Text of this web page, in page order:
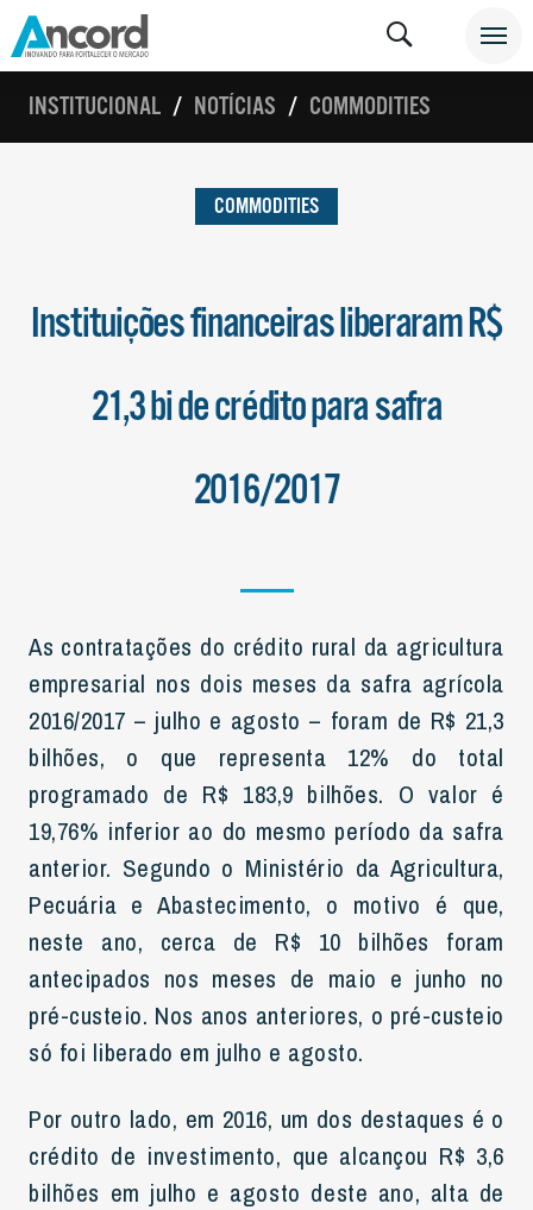
INSTITUCIONAL NOTÍCIAS COMMODITIES
COMMODITIES
Instituições financeiras liberaram R$
21,3 bi de crédito para safra
2016/2017
As contratações do crédito rural da agricultura
empresarial nos dois meses da safra agrícola
2016/2017 – julho e agosto – foram de R$ 21,3
bilhões, o que representa 12% do total
programado de R$ 183,9 bilhões. O valor é
19,76% inferior ao do mesmo período da safra
anterior. Segundo o Ministério da Agricultura,
Pecuária e Abastecimento, o motivo é que,
neste ano, cerca de R$ 10 bilhões foram
antecipados nos meses de maio e junho no
pré-custeio. Nos anos anteriores, o pré-custeio
só foi liberado em julho e agosto.
Por outro lado, em 2016, um dos destaques é o
crédito de investimento, que alcançou R$ 3,6
bilhões em julho e agosto deste ano, alta de